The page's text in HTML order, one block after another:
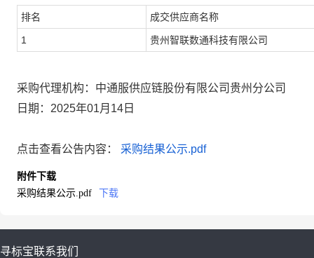
排名 成交供应商名称
1 贵州智联数通科技有限公司
采购代理机构： 中通服供应链股份有限公司贵州分公司
日期： 2025年01月 14 日
点击查看公告内容： 采购结果公示.pdf
附件下载
采购结果公示.pdf
下载
寻标宝联系我们